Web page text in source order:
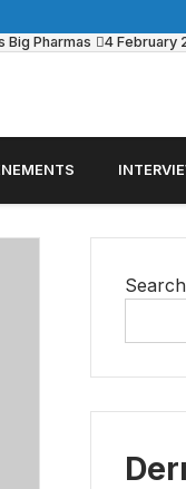
Big Pharmas 4 February
Search